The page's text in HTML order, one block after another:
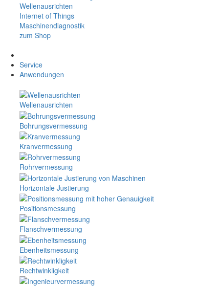
Wellenausrichten
Internet of Things
Maschinendiagnostik
zum Shop
Service
Anwendungen
Wellenausrichten
Bohrungsvermessung
Kranvermessung
Rohrvermessung
Horizontale Justierung
Positionsmessung
Flanschvermessung
Ebenheitsmessung
Rechtwinkligkeit